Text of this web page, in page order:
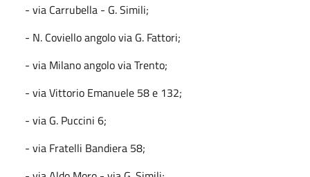
- via Carrubella - G. Simili;
- N. Coviello angolo via G. Fattori;
- via Milano angolo via Trento;
- via Vittorio Emanuele 58 e 132;
- via G. Puccini 6;
- via Fratelli Bandiera 58;